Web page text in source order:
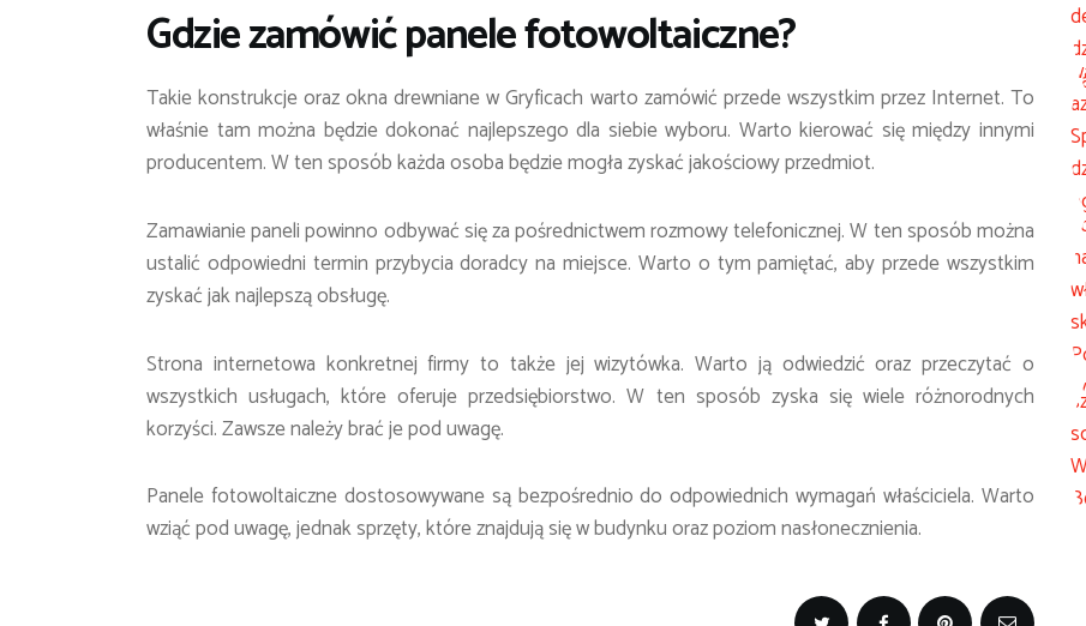
Gdzie zamówić panele fotowoltaiczne?
Takie konstrukcje oraz okna drewniane w Gryficach warto zamówić przede wszystkim przez Internet. To
właśnie tam można będzie dokonać najlepszego dla siebie wyboru. Warto kierować się między innymi
producentem. W ten sposób każda osoba będzie mogła zyskać jakościowy przedmiot.
Zamawianie paneli powinno odbywać się za pośrednictwem rozmowy telefonicznej. W ten sposób można
ustalić odpowiedni termin przybycia doradcy na miejsce. Warto o tym pamiętać, aby przede wszystkim
zyskać jak najlepszą obsługę.
Strona internetowa konkretnej firmy to także jej wizytówka. Warto ją odwiedzić oraz przeczytać o
wszystkich usługach, które oferuje przedsiębiorstwo. W ten sposób zyska się wiele różnorodnych
korzyści. Zawsze należy brać je pod uwagę.
Panele fotowoltaiczne dostosowywane są bezpośrednio do odpowiednich wymagań właściciela. Warto
wziąć pod uwagę, jednak sprzęty, które znajdują się w budynku oraz poziom nasłonecznienia.